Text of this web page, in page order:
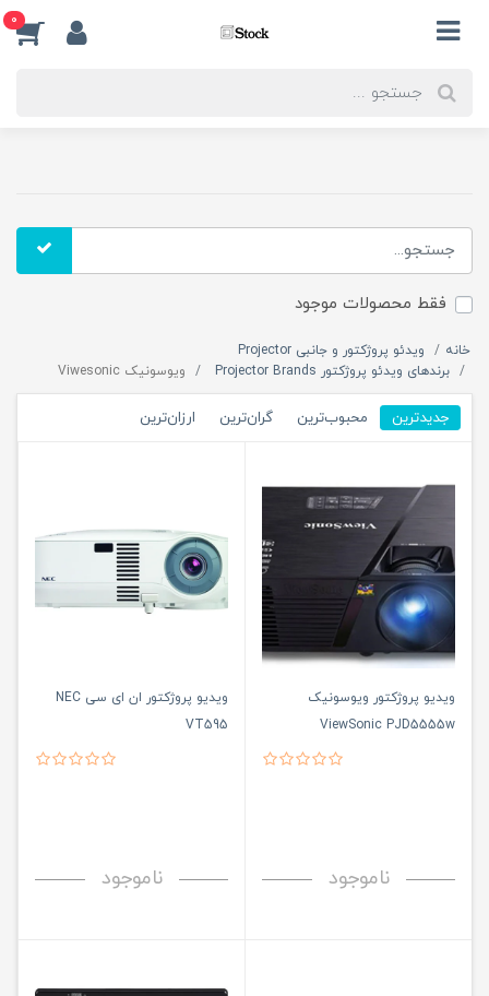
0
فقط محصولات موجود
خانه
ویدئو پروژکتور و جانبی Projector
برندهای ویدئو پروژکتور Projector Brands
ویوسونیک Viwesonic
جدیدترین محبوب‌ترین گران‌ترین ارزان‌ترین
ویدیو پروژکتور ویوسونیک
ViewSonic PJD5555w
ناموجود
ویدیو پروژکتور ان ای سی NEC
VT595
ناموجود